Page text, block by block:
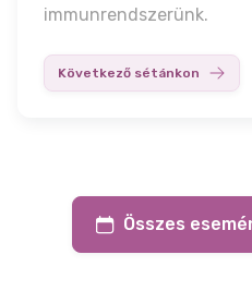
immunrendszerünk.
Következő sétánkon
Összes